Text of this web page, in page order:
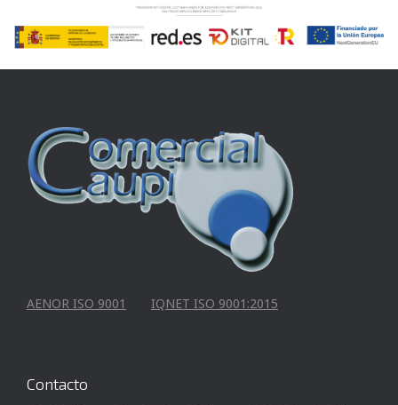
AENOR ISO 9001 IQNET ISO 9001:2015
Contacto